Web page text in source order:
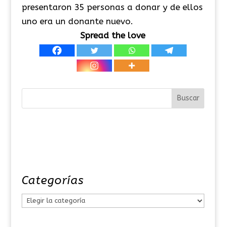
presentaron 35 personas a donar y de ellos
uno era un donante nuevo.
Spread the love
Categorías